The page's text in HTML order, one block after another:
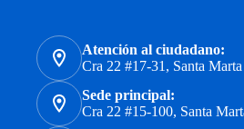
Atención al ciudadano:
Cra 22 #17-31, Santa
Sede principal:
Cra 22 #15-100, Santa